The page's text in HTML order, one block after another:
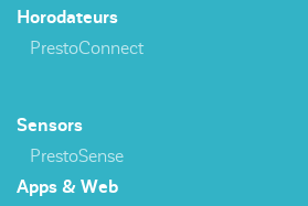
Horodateurs
PrestoConnect
Sensors
PrestoSense
Apps & Web